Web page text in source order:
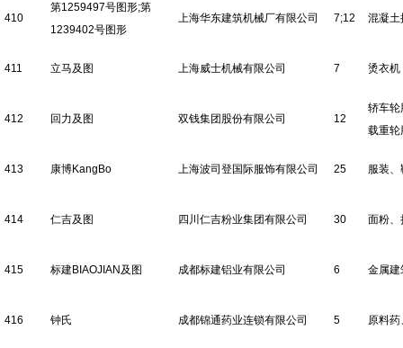
410
第1259497号图形;第
1239402号图形
上海华东建筑机械厂有限公司 7;12 混凝土
411 立马及图 上海威士机械有限公司 7 烫衣机
412 回力及图 双钱集团股份有限公司 12
轿车轮
载重轮
413 康博KangBo 上海波司登国际服饰有限公司 25 服装
414 仁吉及图 四川仁吉粉业集团有限公司 30 面粉、
415 标建BIAOJIAN及图 成都标建铝业有限公司 6 金属建
416 钟氏 成都锦通药业连锁有限公司 5 原料